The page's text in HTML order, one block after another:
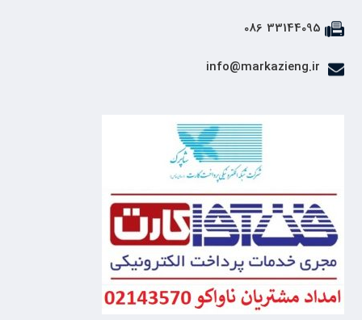
33144095 086